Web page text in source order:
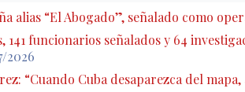
alias “El Abogado”, señalado como
141 funcionarios señalados y 64
2026
“Cuando Cuba desaparezca del